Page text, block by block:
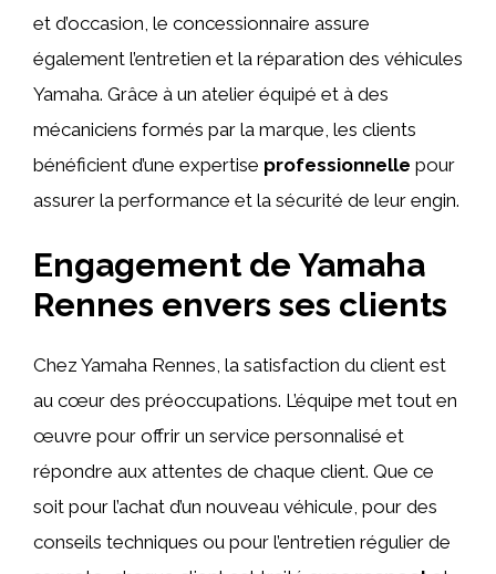
et d’occasion, le concessionnaire assure
également l’entretien et la réparation des véhicules
Yamaha. Grâce à un atelier équipé et à des
mécaniciens formés par la marque, les clients
bénéficient d’une expertise professionnelle pour
assurer la performance et la sécurité de leur engin.
Engagement de Yamaha
Rennes envers ses clients
Chez Yamaha Rennes, la satisfaction du client est
au cœur des préoccupations. L’équipe met tout en
œuvre pour offrir un service personnalisé et
répondre aux attentes de chaque client. Que ce
soit pour l’achat d’un nouveau véhicule, pour des
conseils techniques ou pour l’entretien régulier de